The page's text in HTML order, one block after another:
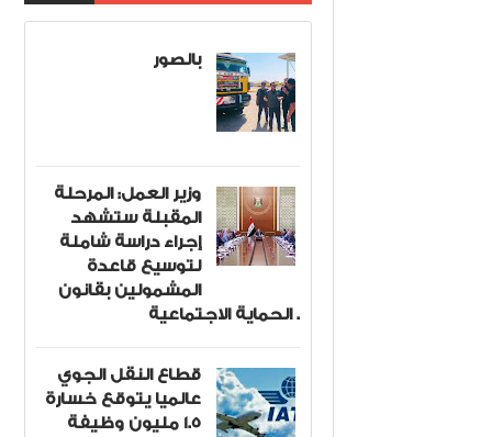
بالصور
وزير العمل: المرحلة
المقبلة ستشهد
إجراء دراسة شاملة
لتوسيع قاعدة
المشمولين بقانون
الحماية الاجتماعية .
قطاع النقل الجوي
عالميا يتوقع خسارة
1.5 مليون وظيفة